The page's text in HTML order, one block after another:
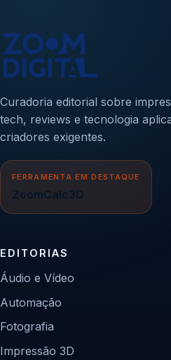
Curadoria editorial sobre
tech, reviews e tecnologia
criadores exigentes.
FERRAMENTA EM DESTAQUE
ZoomCalc3D
EDITORIAS
Áudio e Vídeo
Automação
Fotografia
Impressão 3D